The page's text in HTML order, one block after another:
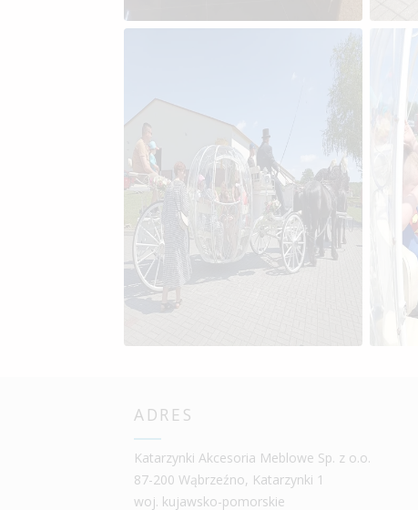
ADRES
Katarzynki Akcesoria Meblowe Sp. z o.o.
87-200 Wąbrzeźno, Katarzynki 1
woj. kujawsko-pomorskie